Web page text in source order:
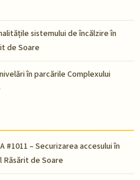
sistemului de încălzire în
de Soare
în parcările Complexului
#1011 – Securizarea accesului în
Răsărit de Soare